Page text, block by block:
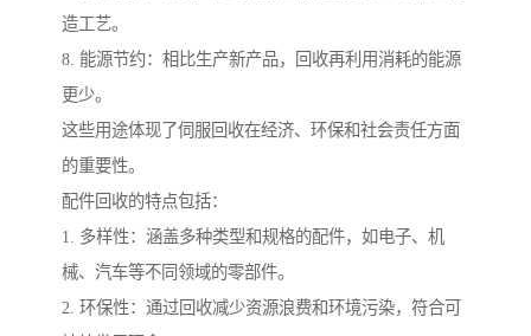
造工艺。
8. 能源节约：相比生产新产品，回收再利用消耗的能源
更少。
这些用途体现了伺服回收在经济、环保和社会责任方面
的重要性。
配件回收的特点包括：
1. 多样性：涵盖多种类型和规格的配件，如电子、机
械、汽车等不同领域的零部件。
2. 环保性：通过回收减少资源浪费和环境污染，符合可